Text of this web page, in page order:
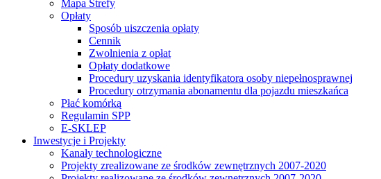
Mapa Strefy
Opłaty
Sposób uiszczenia opłaty
Cennik
Zwolnienia z opłat
Opłaty dodatkowe
Procedury uzyskania identyfikatora osoby niepełnosprawnej
Procedury otrzymania abonamentu dla pojazdu mieszkańca
Płać komórką
Regulamin SPP
E-SKLEP
Inwestycje i Projekty
Kanały technologiczne
Projekty zrealizowane ze środków zewnętrznych 2007-2020